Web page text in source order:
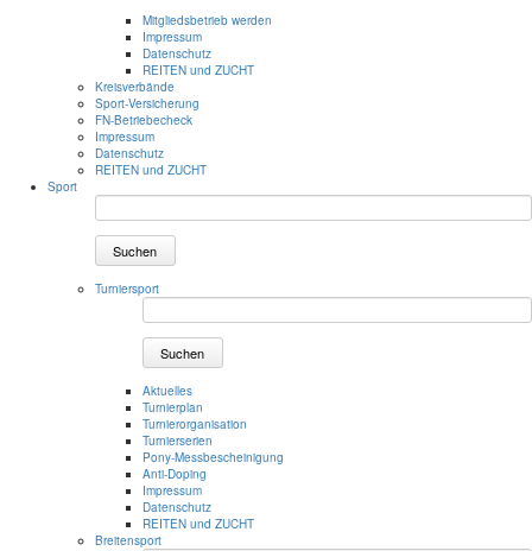
Mitgliedsbetrieb werden
Impressum
Datenschutz
REITEN und ZUCHT
Kreisverbände
Sport-Versicherung
FN-Betriebecheck
Impressum
Datenschutz
REITEN und ZUCHT
Sport
Suchen
Turniersport
Suchen
Aktuelles
Turnierplan
Turnierorganisation
Turnierserien
Pony-Messbescheinigung
Anti-Doping
Impressum
Datenschutz
REITEN und ZUCHT
Breitensport